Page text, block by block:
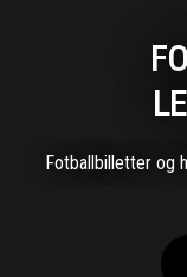
Fotballbilletter og